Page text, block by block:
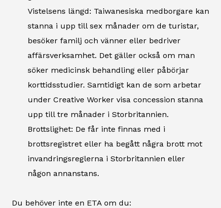
Vistelsens längd: Taiwanesiska medborgare kan
stanna i upp till sex månader om de turistar,
besöker familj och vänner eller bedriver
affärsverksamhet. Det gäller också om man
söker medicinsk behandling eller påbörjar
korttidsstudier. Samtidigt kan de som arbetar
under Creative Worker visa concession stanna
upp till tre månader i Storbritannien.
Brottslighet: De får inte finnas med i
brottsregistret eller ha begått några brott mot
invandringsreglerna i Storbritannien eller
någon annanstans.
Du behöver inte en ETA om du: